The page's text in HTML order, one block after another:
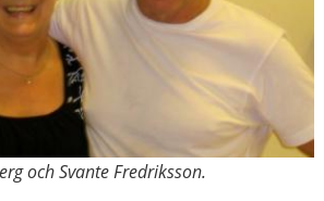
och Svante Fredriksson.